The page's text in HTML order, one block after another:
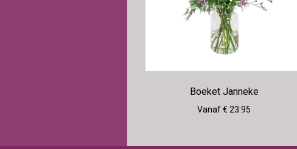
Boeket Janneke
Vanaf € 23.95